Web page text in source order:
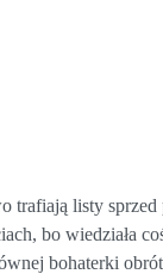
trafiają listy sprzed
bo wiedziała
bohaterki